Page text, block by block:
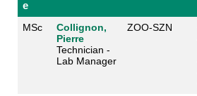
e
MSc
Collignon,
Pierre
Technician -
Lab Manager
ZOO-SZN